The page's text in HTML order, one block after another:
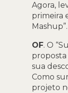
Agora,
primeira
Mashup”.
OF. O
proposta
sua
Como
projeto